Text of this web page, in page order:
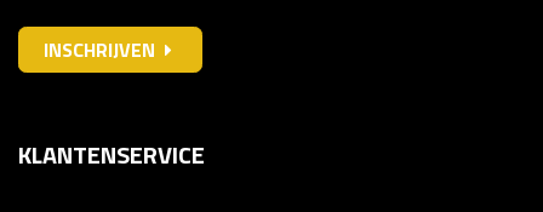
INSCHRIJVEN
KLANTENSERVICE